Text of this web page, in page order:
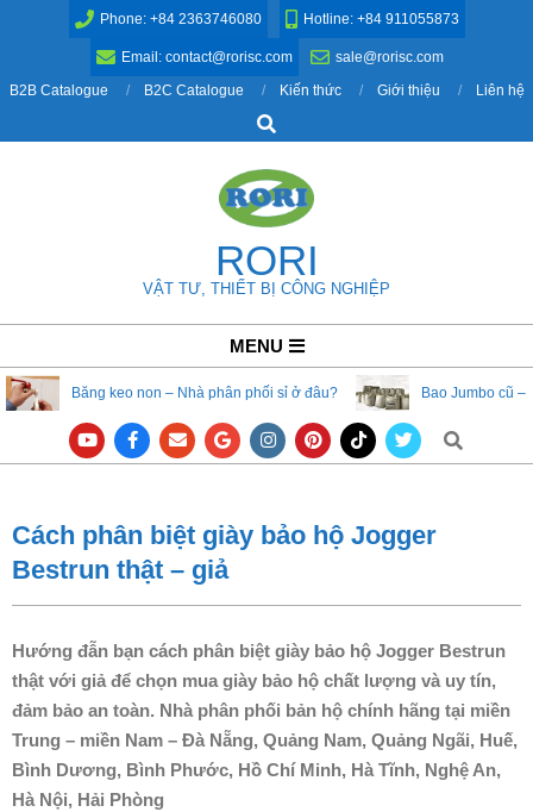
Phone: +84 2363746080 Hotline: +84 911055873
Email: contact@rorisc.com
sale@rorisc.com
B2B Catalogue
B2C Catalogue Kiến thức Giới thiệu
Liên hệ
Search
RORI
VẬT TƯ, THIẾT BỊ CÔNG NGHIỆP
Navigation
Menu
MENU
Băng keo non – Nhà phân phối sỉ ở đâu? Bao Jumbo cũ –
Search
Cách phân biệt giày bảo hộ Jogger
Bestrun thật – giả
Hướng đẫn bạn cách phân biệt giày bảo hộ Jogger Bestrun
thật với giả để chọn mua giày bảo hộ chất lượng và uy tín,
đảm bảo an toàn. Nhà phân phối bản hộ chính hãng tại miền
Trung – miền Nam – Đà Nẵng, Quảng Nam, Quảng Ngãi, Huế,
Bình Dương, Bình Phước, Hồ Chí Minh, Hà Tĩnh, Nghệ An,
Hà Nội, Hải Phòng